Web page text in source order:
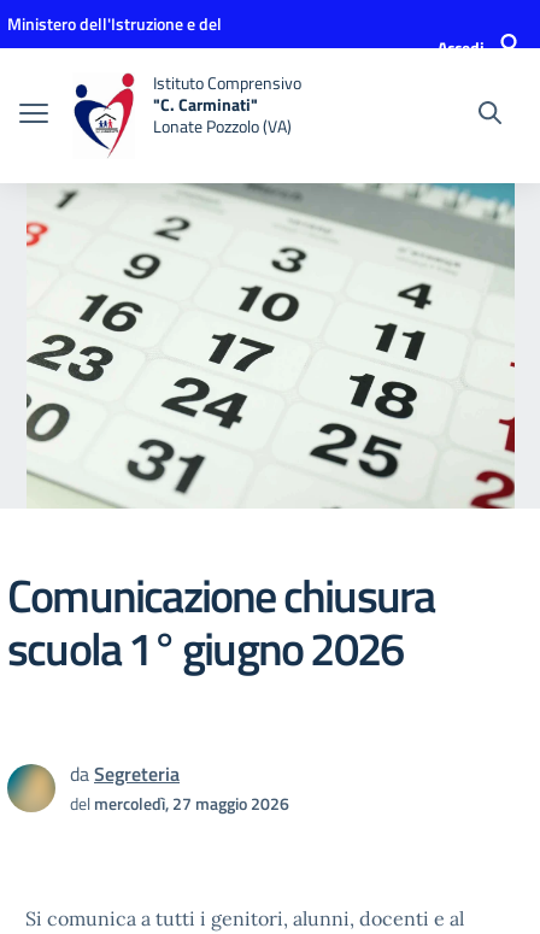
Vai ai contenuti
Vai al menu di navigazione
Vai al footer
Ministero dell'Istruzione e del
Accedi
Istituto Comprensivo
"C. Carminati"
Lonate Pozzolo (VA)
Comunicazione chiusura
scuola 1° giugno 2026
daSegreteria
delmercoledì, 27 maggio 2026
Si comunica a tutti i genitori, alunni, docenti e al